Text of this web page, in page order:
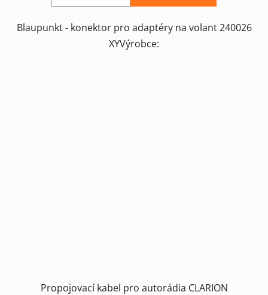
Blaupunkt - konektor pro adaptéry na volant 240026
XYVýrobce:
Propojovací kabel pro autorádia CLARION